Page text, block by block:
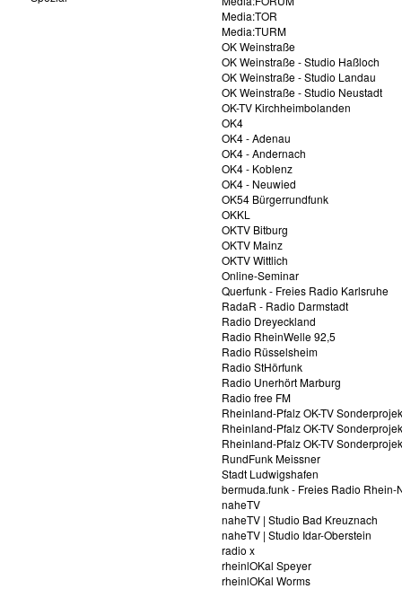
Media:TOR
Media:TURM
OK Weinstraße
OK Weinstraße - Studio Haßloch
OK Weinstraße - Studio Landau
OK Weinstraße - Studio Neustadt
OK-TV Kirchheimbolanden
OK4
OK4 - Adenau
OK4 - Andernach
OK4 - Koblenz
OK4 - Neuwied
OK54 Bürgerrundfunk
OKKL
OKTV Bitburg
OKTV Mainz
OKTV Wittlich
Online-Seminar
Querfunk - Freies Radio Karlsruhe
RadaR - Radio Darmstadt
Radio Dreyeckland
Radio RheinWelle 92,5
Radio Rüsselsheim
Radio StHörfunk
Radio Unerhört Marburg
Radio free FM
Rheinland-Pfalz OK-TV
Rheinland-Pfalz OK-TV
Rheinland-Pfalz OK-TV
RundFunk Meissner
Stadt Ludwigshafen
bermuda.funk - Freies Radio Rhein-
naheTV
naheTV | Studio Bad Kreuznach
naheTV | Studio Idar-Oberstein
radio x
rheinlOKal Speyer
rheinlOKal Worms